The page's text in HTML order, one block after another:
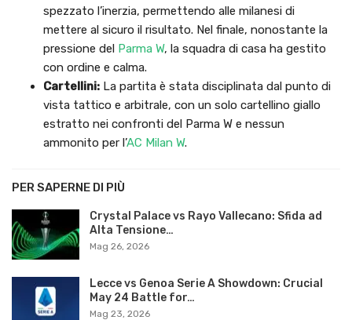
spezzato l’inerzia, permettendo alle milanesi di
mettere al sicuro il risultato. Nel finale, nonostante la
pressione del Parma W, la squadra di casa ha gestito
con ordine e calma.
Cartellini: La partita è stata disciplinata dal punto di
vista tattico e arbitrale, con un solo cartellino giallo
estratto nei confronti del Parma W e nessun
ammonito per l’AC Milan W.
PER SAPERNE DI PIÙ
Crystal Palace vs Rayo Vallecano: Sfida ad
Alta Tensione…
Mag 26, 2026
Lecce vs Genoa Serie A Showdown: Crucial
May 24 Battle for…
Mag 23, 2026